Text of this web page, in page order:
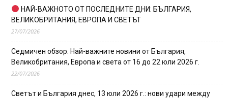
НАЙ-ВАЖНОТО ОТ ПОСЛЕДНИТЕ ДНИ: БЪЛГАРИЯ,
ВЕЛИКОБРИТАНИЯ, ЕВРОПА И СВЕТЪТ
27/07/2026
Седмичен обзор: Най-важните новини от България,
Великобритания, Европа и света от 16 до 22 юли 2026 г.
22/07/2026
Светът и България днес, 13 юли 2026 г.: нови удари между